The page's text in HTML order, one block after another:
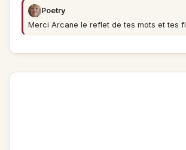
Poetry
Merci Arcane le reflet de tes mots et tes